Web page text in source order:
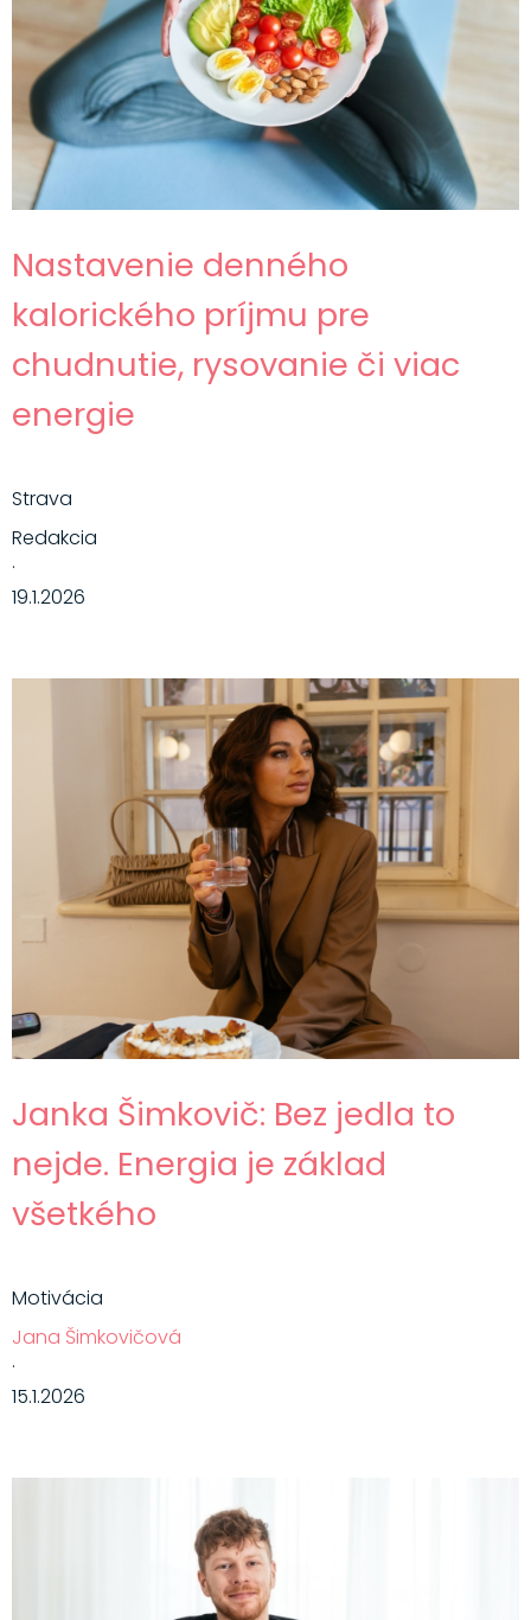
Nastavenie denného
kalorického príjmu pre
chudnutie, rysovanie či viac
energie
Strava
Redakcia
·
19.1.2026
Janka Šimkovič: Bez jedla to
nejde. Energia je základ
všetkého
Motivácia
Jana Šimkovičová
·
15.1.2026